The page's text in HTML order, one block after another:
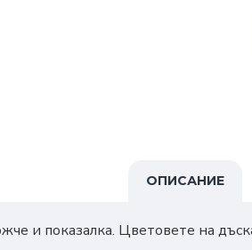
ОПИСАНИЕ
и показалка. Цветовете на